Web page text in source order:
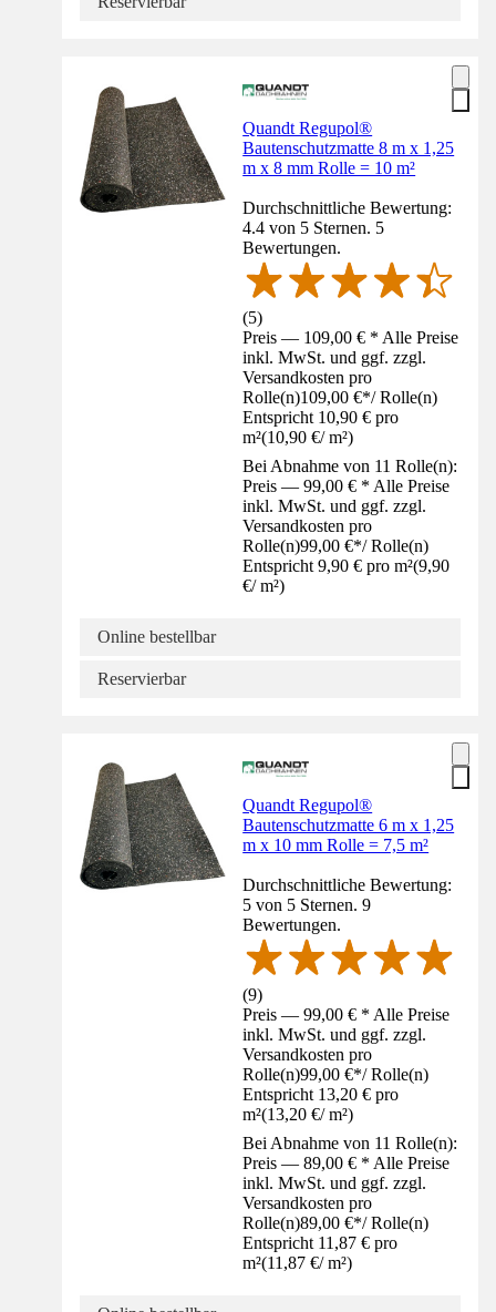
Quandt Regupol®
Bautenschutzmatte 8 m x 1,25
m x 8 mm Rolle = 10 m²
Durchschnittliche Bewertung:
4.4 von 5 Sternen. 5
Bewertungen.
(5)
Preis — 109,00 € * Alle Preise
inkl. MwSt. und ggf. zzgl.
Versandkosten pro
Rolle(n)109,00 €*/ Rolle(n)
Entspricht 10,90 € pro
m²(10,90 €/ m²)
Bei Abnahme von 11 Rolle(n):
Preis — 99,00 € * Alle Preise
inkl. MwSt. und ggf. zzgl.
Versandkosten pro
Rolle(n)99,00 €*/ Rolle(n)
Entspricht 9,90 € pro m²(9,90
€/ m²)
Online bestellbar
Reservierbar
Quandt Regupol®
Bautenschutzmatte 6 m x 1,25
m x 10 mm Rolle = 7,5 m²
Durchschnittliche Bewertung:
5 von 5 Sternen. 9
Bewertungen.
(9)
Preis — 99,00 € * Alle Preise
inkl. MwSt. und ggf. zzgl.
Versandkosten pro
Rolle(n)99,00 €*/ Rolle(n)
Entspricht 13,20 € pro
m²(13,20 €/ m²)
Bei Abnahme von 11 Rolle(n):
Preis — 89,00 € * Alle Preise
inkl. MwSt. und ggf. zzgl.
Versandkosten pro
Rolle(n)89,00 €*/ Rolle(n)
Entspricht 11,87 € pro
m²(11,87 €/ m²)